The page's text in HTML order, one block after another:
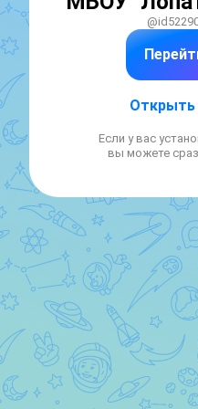
Открыть
Если у вас
вы можете